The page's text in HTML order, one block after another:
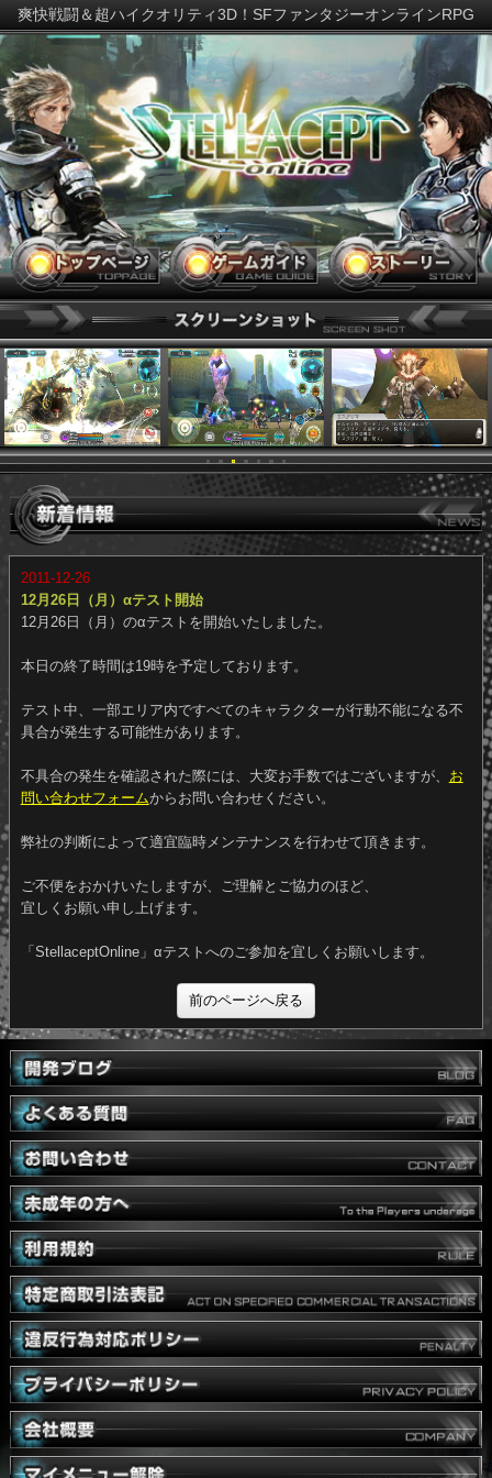
爽快戦闘＆超ハイクオリティ3D！SFファンタジーオンライン
2011-12-26
12月26日（月）のαテストを開始いたしました。
本日の終了時間は19時を予定しております。
テスト中、一部エリア内ですべてのキャラクターが行動不能になる
具合が発生する可能性があります。
不具合の発生を確認された際には、大変お手数ではございますが、
問い合わせフォーム
からお問い合わせください。
弊社の判断によって適宜臨時メンテナンスを行わせて頂きます。
ご不便をおかけいたしますが、ご理解とご協力のほど、
「StellaceptOnline」αテストへのご参加を宜しくお願いします。
前のページへ戻る